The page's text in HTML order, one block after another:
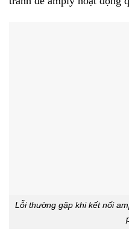
Lỗi thường gặp khi kết nối